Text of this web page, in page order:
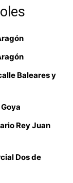
Baleares y
Rey Juan
Dos de